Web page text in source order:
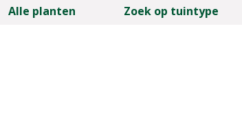
Alle planten Zoek op tuintype